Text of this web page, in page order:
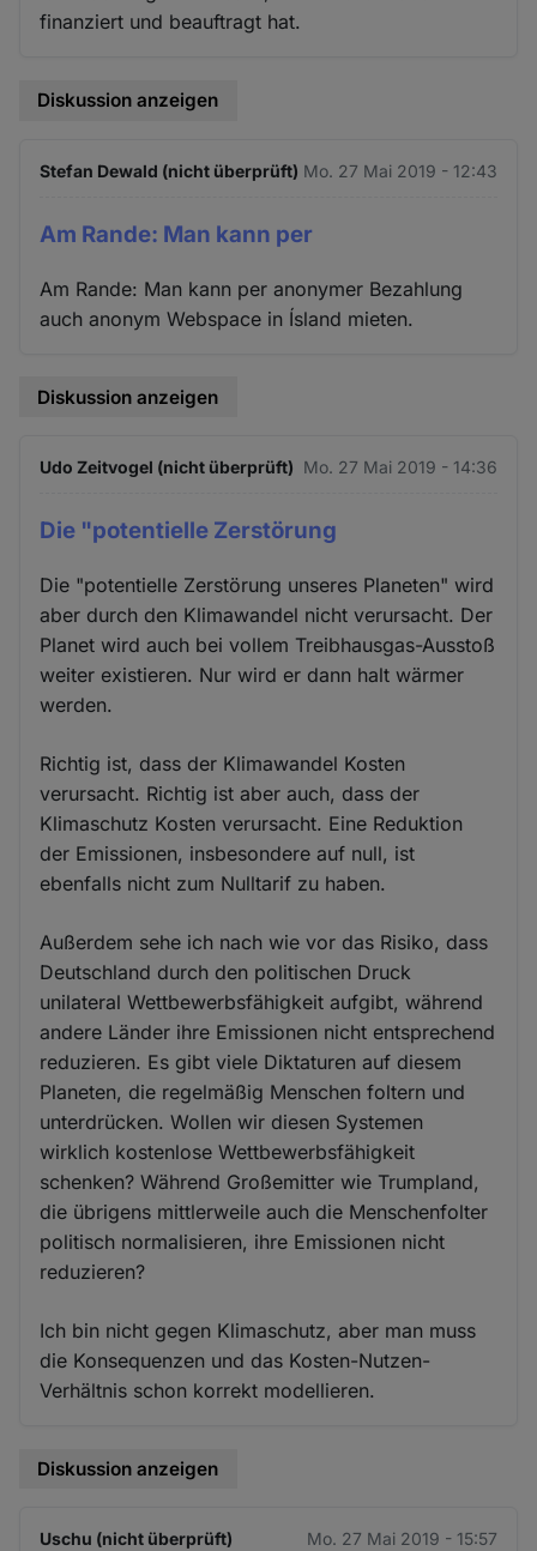
finanziert und beauftragt hat.
Diskussion anzeigen
Stefan Dewald (nicht überprüft) Mo. 27 Mai 2019 - 12:43
Am Rande: Man kann per
Am Rande: Man kann per anonymer Bezahlung
auch anonym Webspace in Ísland mieten.
Diskussion anzeigen
Udo Zeitvogel (nicht überprüft) Mo. 27 Mai 2019 - 14:36
Die "potentielle Zerstörung
Die "potentielle Zerstörung unseres Planeten" wird
aber durch den Klimawandel nicht verursacht. Der
Planet wird auch bei vollem Treibhausgas-Ausstoß
weiter existieren. Nur wird er dann halt wärmer
werden.
Richtig ist, dass der Klimawandel Kosten
verursacht. Richtig ist aber auch, dass der
Klimaschutz Kosten verursacht. Eine Reduktion
der Emissionen, insbesondere auf null, ist
ebenfalls nicht zum Nulltarif zu haben.
Außerdem sehe ich nach wie vor das Risiko, dass
Deutschland durch den politischen Druck
unilateral Wettbewerbsfähigkeit aufgibt, während
andere Länder ihre Emissionen nicht entsprechend
reduzieren. Es gibt viele Diktaturen auf diesem
Planeten, die regelmäßig Menschen foltern und
unterdrücken. Wollen wir diesen Systemen
wirklich kostenlose Wettbewerbsfähigkeit
schenken? Während Großemitter wie Trumpland,
die übrigens mittlerweile auch die Menschenfolter
politisch normalisieren, ihre Emissionen nicht
reduzieren?
Ich bin nicht gegen Klimaschutz, aber man muss
die Konsequenzen und das Kosten-Nutzen-
Verhältnis schon korrekt modellieren.
Diskussion anzeigen
Uschu (nicht überprüft) Mo. 27 Mai 2019 - 15:57